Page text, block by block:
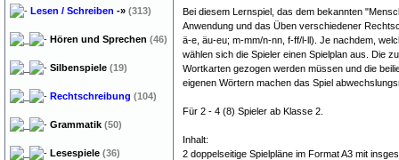
Bei diesem Lernspiel, das dem bekannten
Anwendung und das Üben verschiedener
ä-e, äu-eu; m-mm/n-nn, f-ff/l-ll). Je nachdem,
wählen sich die Spieler einen Spielplan aus. Die
Wortkarten gezogen werden müssen und die
eigenen Wörtern machen das Spiel
Für 2 - 4 (8) Spieler ab Klasse 2.
Inhalt:
2 doppelseitige Spielpläne im Format A3 mit
Lesen / Schreiben -» (313)
Hören und Sprechen (46)
Silbenspiele (19)
Rechtschreibung (104)
Grammatik (50)
Lesespiele (36)